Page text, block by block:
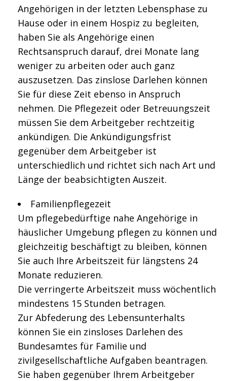
Angehörigen in der letzten Lebensphase zu
Hause oder in einem Hospiz zu begleiten,
haben Sie als Angehörige einen
Rechtsanspruch darauf, drei Monate lang
weniger zu arbeiten oder auch ganz
auszusetzen. Das zinslose Darlehen können
Sie für diese Zeit ebenso in Anspruch
nehmen. Die Pflegezeit oder Betreuungszeit
müssen Sie dem Arbeitgeber rechtzeitig
ankündigen. Die Ankündigungsfrist
gegenüber dem Arbeitgeber ist
unterschiedlich und richtet sich nach Art und
Länge der beabsichtigten Auszeit.
Familienpflegezeit
Um pflegebedürftige nahe Angehörige in
häuslicher Umgebung pflegen zu können und
gleichzeitig beschäftigt zu bleiben, können
Sie auch Ihre Arbeitszeit für längstens 24
Monate reduzieren.
Die verringerte Arbeitszeit muss wöchentlich
mindestens 15 Stunden betragen.
Zur Abfederung des Lebensunterhalts
können Sie ein zinsloses Darlehen des
Bundesamtes für Familie und
zivilgesellschaftliche Aufgaben beantragen.
Sie haben gegenüber Ihrem Arbeitgeber